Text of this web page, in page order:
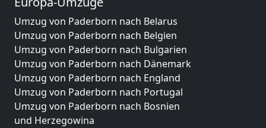
Umzug von Paderborn nach Belarus
Umzug von Paderborn nach Belgien
Umzug von Paderborn nach Bulgarien
Umzug von Paderborn nach Dänemark
Umzug von Paderborn nach England
Umzug von Paderborn nach Portugal
Umzug von Paderborn nach Bosnien
und Herzegowina